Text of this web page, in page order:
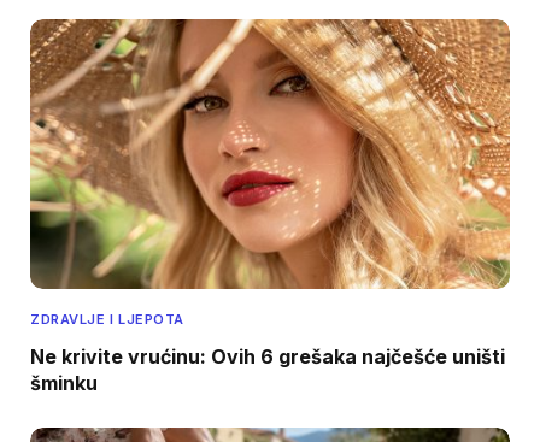
ZDRAVLJE I LJEPOTA
Ne krivite vrućinu: Ovih 6 grešaka najčešće uništi
šminku